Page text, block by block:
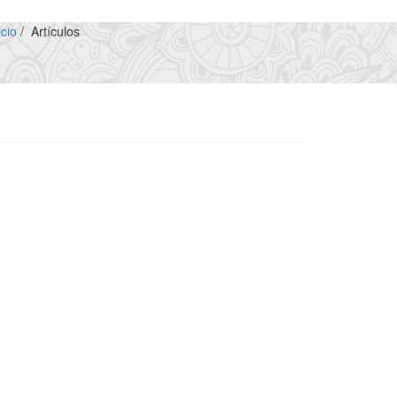
/ Artículos